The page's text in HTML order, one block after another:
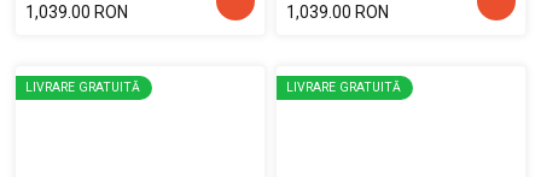
1,039.00 RON
1,039.00 RON
LIVRARE GRATUITĂ LIVRARE GRATUITĂ